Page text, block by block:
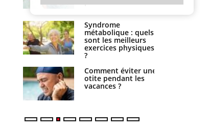
Syndrome
métabolique : quels
sont les meilleurs
exercices physiques
?
Comment éviter une
otite pendant les
vacances ?